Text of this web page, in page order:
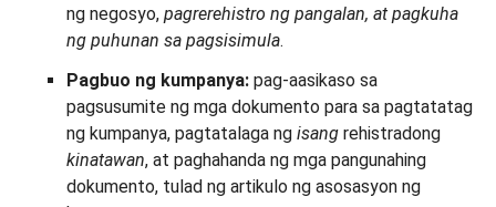
ng negosyo, pagrerehistro ng pangalan, at pagkuha
ng puhunan sa pagsisimula.
Pagbuo ng kumpanya: pag-aasikaso sa
pagsusumite ng mga dokumento para sa pagtatatag
ng kumpanya, pagtatalaga ng isang rehistradong
kinatawan, at paghahanda ng mga pangunahing
dokumento, tulad ng artikulo ng asosasyon ng